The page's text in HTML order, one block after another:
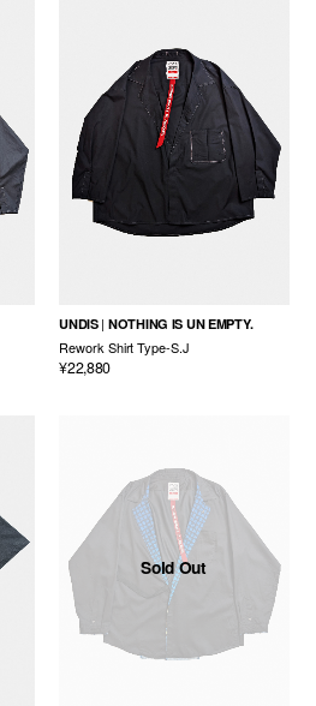
UNDIS NOTHING IS UN EMPTY.
Rework Shirt Type-S.J
¥22,880
Sold Out